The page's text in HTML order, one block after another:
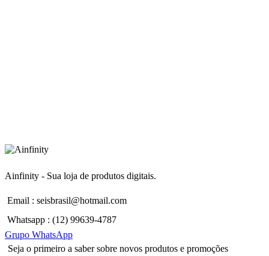
Ainfinity - Sua loja de produtos digitais.
Email : seisbrasil@hotmail.com
Whatsapp : (12) 99639-4787
Grupo WhatsApp
Seja o primeiro a saber sobre novos produtos e promoções